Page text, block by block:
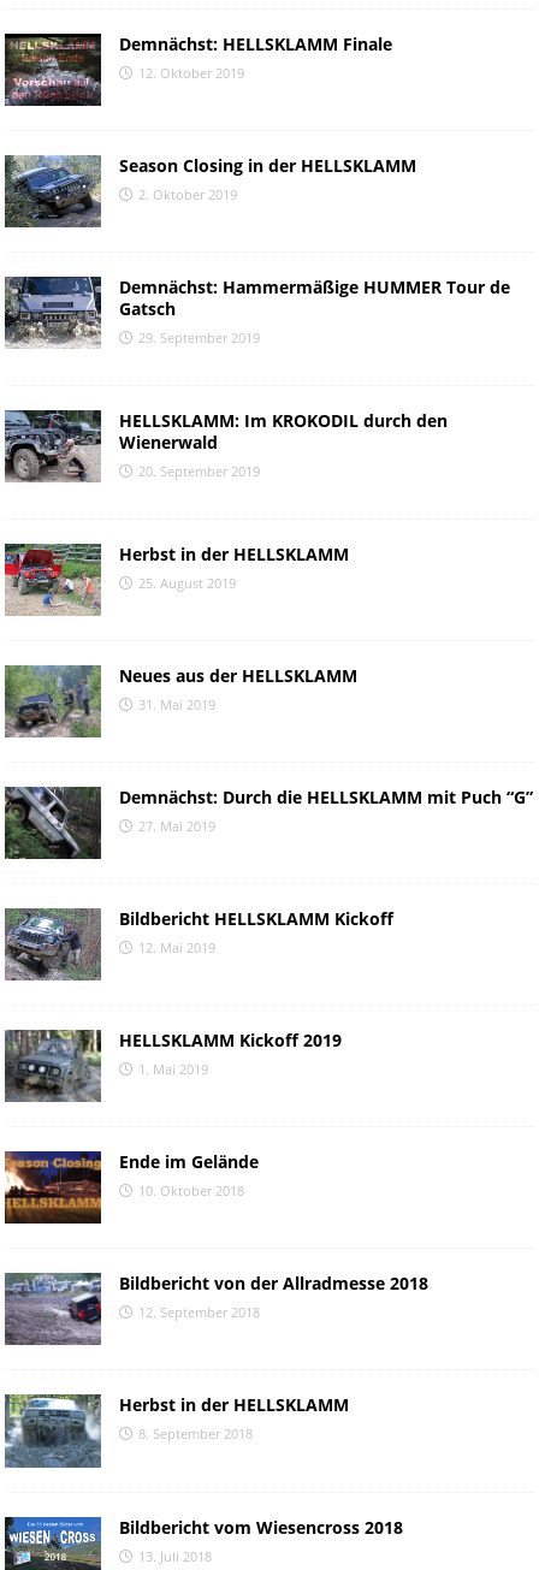
Demnächst: HELLSKLAMM Finale
12. Oktober 2019
Season Closing in der HELLSKLAMM
2. Oktober 2019
Demnächst: Hammermäßige HUMMER Tour de
Gatsch
29. September 2019
HELLSKLAMM: Im KROKODIL durch den
Wienerwald
20. September 2019
Herbst in der HELLSKLAMM
25. August 2019
Neues aus der HELLSKLAMM
31. Mai 2019
Demnächst: Durch die HELLSKLAMM mit Puch “G”
27. Mai 2019
Bildbericht HELLSKLAMM Kickoff
12. Mai 2019
HELLSKLAMM Kickoff 2019
1. Mai 2019
Ende im Gelände
10. Oktober 2018
Bildbericht von der Allradmesse 2018
12. September 2018
Herbst in der HELLSKLAMM
8. September 2018
Bildbericht vom Wiesencross 2018
13. Juli 2018